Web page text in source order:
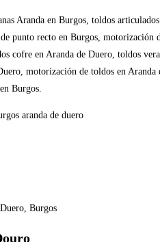
Aranda en Burgos, toldos
punto recto en Burgos, motorización
cofre en Aranda de Duero, toldos
motorización de toldos en
Burgos.
Burgos